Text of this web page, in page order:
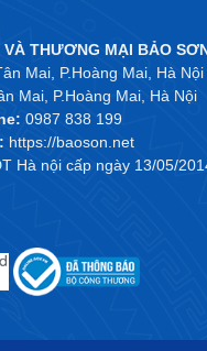
VÀ THƯƠNG MẠI BẢO SƠN
Mai, P.Hoàng Mai, Hà Nội
Mai, P.Hoàng Mai, Hà Nội
0987 838 199
https://baoson.net
Hà nội cấp ngày 13/05/